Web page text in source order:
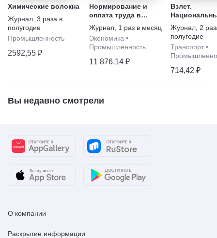
Химические волокна
Журнал 3 раза в
полугодие
Промышленность
2592,55 ₽
Нормирование и
оплата труда в
промышленности
Журнал 1 раз в месяц
Экономика •
Промышленность
11 876,14 ₽
Взлет.
журнал
Журнал 2
полугодие
Транспорт •
714,42 ₽
Вы недавно смотрели
О компании
Раскрытие информации